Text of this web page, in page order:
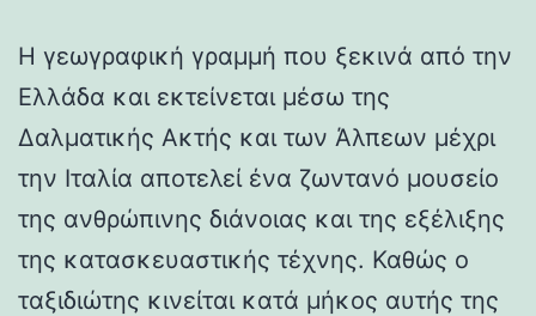
Η γεωγραφική γραμμή που ξεκινά από την
Ελλάδα και εκτείνεται μέσω της
Δαλματικής Ακτής και των Άλπεων μέχρι
την Ιταλία αποτελεί ένα ζωντανό μουσείο
της ανθρώπινης διάνοιας και της εξέλιξης
της κατασκευαστικής τέχνης. Καθώς ο
ταξιδιώτης κινείται κατά μήκος αυτής της